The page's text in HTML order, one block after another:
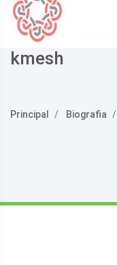
kmesh
Principal Biografia